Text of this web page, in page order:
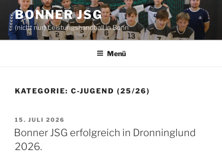
Inhalt
springen
BONNER JSG
(nicht nur) Leistungshandball in Bonn
Menü
KATEGORIE: C-JUGEND (25/26)
VERÖFFENTLICHT
AM
15. JULI 2026
Bonner JSG erfolgreich in Dronninglund
2026.